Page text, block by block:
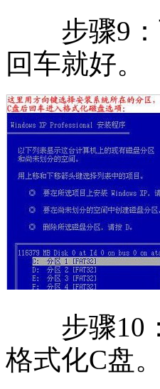
步骤9：
回车就好。
步骤10：
格式化C盘。